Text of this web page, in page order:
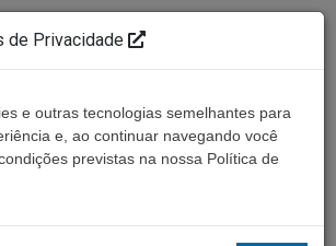
de Privacidade
e outras tecnologias semelhantes para
e, ao continuar navegando você
previstas na nossa Política de